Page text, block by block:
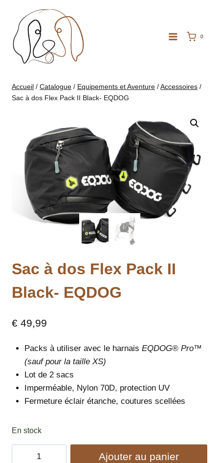
contenu
0
Accueil / Catalogue / Equipements et Aventure /Accessoires /
Sac à dos Flex Pack II Black- EQDOG
Sac à dos Flex Pack II
Black- EQDOG
€ 49,99
Packs à utiliser avec le harnais EQDOG® Pro™
(sauf pour la taille XS)
Lot de 2 sacs
Imperméable, Nylon 70D, protection UV
Fermeture éclair étanche, coutures scellées
En stock
Ajouter au panier